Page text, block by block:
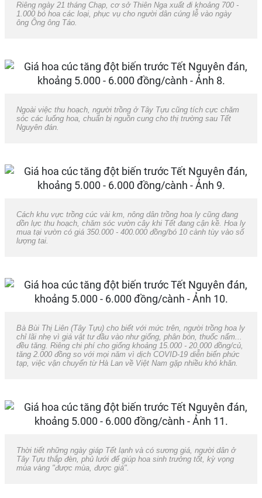
Riêng ngày 21 tháng Chạp, cơ sở Thiên Nga xuất đi khoảng 700 -
1.000 bó hoa các loại, phục vụ cho người dân cúng lễ vào ngày
ông Ông ông Táo.
Ngoài việc thu hoạch, người trồng ở Tây Tựu cũng tích cực chăm
sóc các luống hoa, chuẩn bị nguồn cung cho thị trường sau Tết
Nguyên đán.
Cách khu vực trồng cúc vài km, nông dân trồng hoa ly cũng đang
dồn lực thu hoạch, chăm sóc vườn cây khi Tết đang cận kề. Hoa ly
mua tại vườn có giá 350.000 - 400.000 đồng/bó 10 cành tùy vào số
lượng tai.
Bà Bùi Thị Liên (Tây Tựu) cho biết với mức trên, người trồng hoa ly
chỉ lãi nhẹ vì giá vật tư đầu vào như giống, phân bón, thuốc nấm...
đều tăng. Riêng chi phí cho giống khoảng 15.000 - 20.000 đồng/củ,
tăng 2.000 đồng so với mọi năm vì dịch COVID-19 diễn biến phức
tạp, việc vận chuyển từ Hà Lan về Việt Nam gặp nhiều khó khăn.
Thời tiết những ngày giáp Tết lạnh và có sương giá, người dân ở
Tây Tựu thắp đèn, phủ lưới để giúp hoa sinh trưởng tốt, kỳ vọng
mùa vàng "được mùa, được giá".